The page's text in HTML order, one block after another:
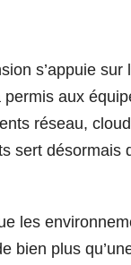
s’appuie
permis aux
réseau,
sert désormais
les
bien plus